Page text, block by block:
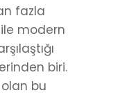
fazla
modern
biri.
bu